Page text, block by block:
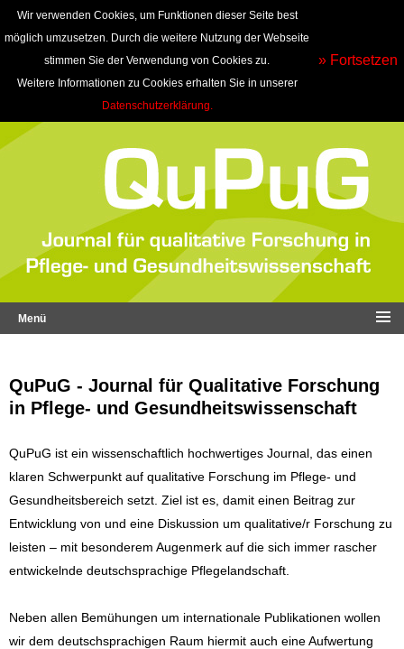
Wir verwenden Cookies, um Funktionen dieser Seite best
möglich umzusetzen. Durch die weitere Nutzung der Webseite
stimmen Sie der Verwendung von Cookies zu.
Weitere Informationen zu Cookies erhalten Sie in unserer
Datenschutzerklärung.
» Fortsetzen
Menü
QuPuG - Journal für Qualitative Forschung
in Pflege- und Gesundheitswissenschaft
QuPuG ist ein wissenschaftlich hochwertiges Journal, das einen
klaren Schwerpunkt auf qualitative Forschung im Pflege- und
Gesundheitsbereich setzt. Ziel ist es, damit einen Beitrag zur
Entwicklung von und eine Diskussion um qualitative/r Forschung zu
leisten – mit besonderem Augenmerk auf die sich immer rascher
entwickelnde deutschsprachige Pflegelandschaft.
Neben allen Bemühungen um internationale Publikationen wollen
wir dem deutschsprachigen Raum hiermit auch eine Aufwertung